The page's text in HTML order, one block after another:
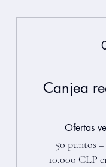
Canjea
Ofertas
50 puntos
10.000 CLP